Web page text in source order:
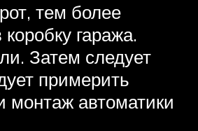
тем более
гаража.
Затем следует
примерить
монтаж автоматики